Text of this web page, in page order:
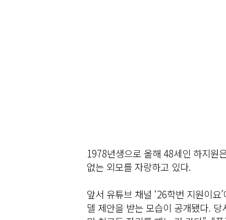
1978년생으로 올해 48세인 하지원
없는 외모를 자랑하고 있다.
앞서 유튜브 채널 ‘26학번 지원이요
델 제안을 받는 모습이 공개됐다.